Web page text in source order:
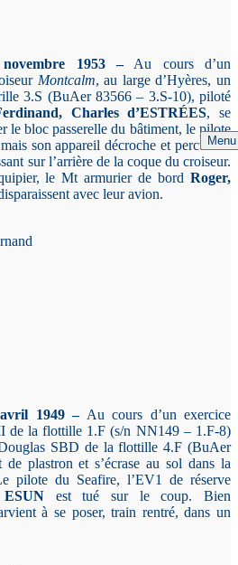
Menu
1953 –Au cours d’un
Montcalm, au large d’Hyères, un
3.S (BuAer 83566 – 3.S-10), piloté
Charles d’ESTRÉES, se
le bloc passerelle du bâtiment, le pilote
son appareil décroche et percute la
sur l’arrière de la coque du croiseur.
le Mt armurier de bord Roger,
avec leur avion.
1949 –Au cours d’un exercice
de la flottille 1.F (s/n NN149 – 1.F-8)
SBD de la flottille 4.F (BuAer
plastron et s’écrase au sol dans la
pilote du Seafire, l’EV1 de réserve
est tué sur le coup. Bien
à se poser, train rentré, dans un